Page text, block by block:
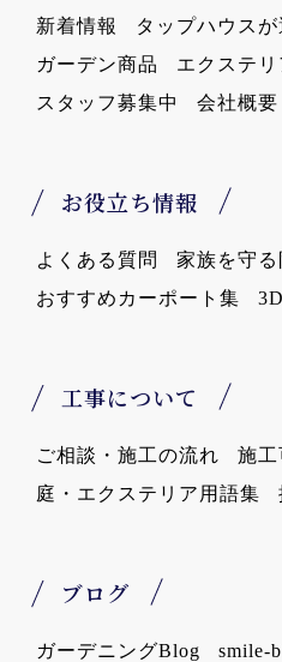
新着情報
タップハウス
ガーデン商品
エクステリ
スタッフ募集中
会社概要
お役立ち情報
よくある質問
家族を守る
おすすめカーポート集
工事について
ご相談・施工の流れ
施工
庭・エクステリア用語集
ブログ
ガーデニングBlog smile-